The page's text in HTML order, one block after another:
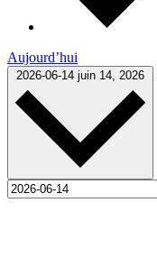
Aujourd’hui
2026-06-14 juin 14, 2026